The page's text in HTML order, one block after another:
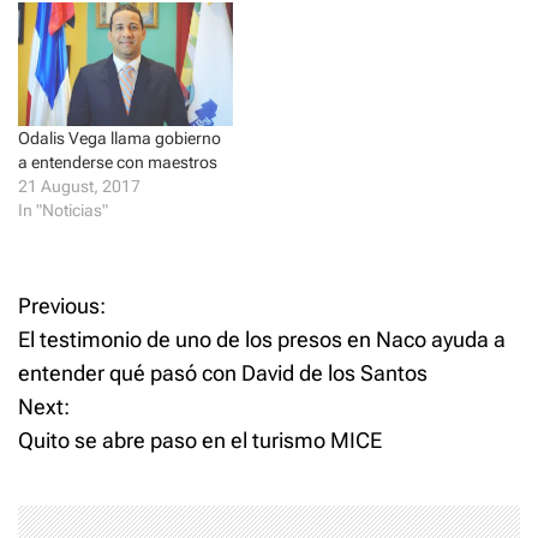
i
n
n
e
w
w
n
d
o
w
)
s
i
n
n
e
w
w
n
d
o
w
Odalis Vega llama gobierno
a entenderse con maestros
21 August, 2017
In "Noticias"
P
o
s
n
Previous:
El testimonio de uno de los presos en Naco ayuda a
entender qué pasó con David de los Santos
Next:
Quito se abre paso en el turismo MICE